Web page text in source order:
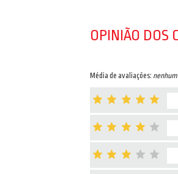
OPINIÃO DOS
Média de avaliações: